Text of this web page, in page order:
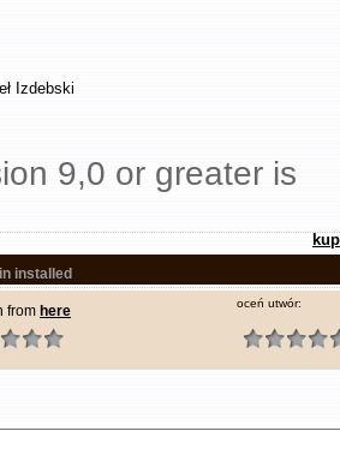
Izdebski
9,0 or greater is
installed
from here oceń utwór: